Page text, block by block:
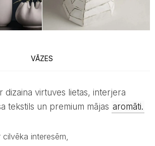
VĀZES
tekstils un premium mājas aromāti.
cilvēka interesēm,